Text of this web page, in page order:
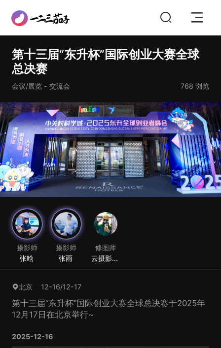
第十三届“东升杯”国际创业大赛全球
总决赛
会议/展览 - 交流会 768 浏览
摄影师
张晗
摄影师
张雨
修图师
云摄影修
北京 12-16/12-17
第十三届“东升杯”国际创业大赛全球总决赛于2025年
12月17日在北京举行~
2025-12-16